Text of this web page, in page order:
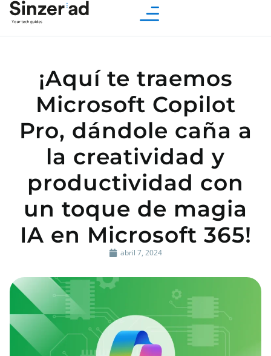
¡Aquí te traemos
Microsoft Copilot
Pro, dándole caña a
la creatividad y
productividad con
un toque de magia
IA en Microsoft 365!
abril 7, 2024